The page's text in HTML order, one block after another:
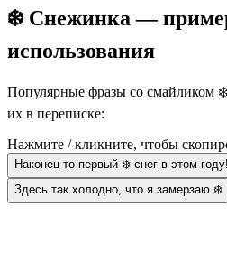
❄️ Снежинка —
использования
Популярные фразы со смайликом
их в переписке:
Нажмите / кликните, чтобы
Наконец-то первый ❄️ снег в этом году!
Здесь так холодно, что я замерзаю ❄️